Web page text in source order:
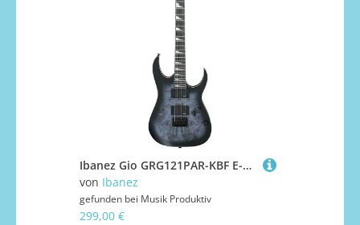
Ibanez Gio GRG121PAR-KBF E-Gitarre
von Ibanez
gefunden bei Musik Produktiv
299,00 €